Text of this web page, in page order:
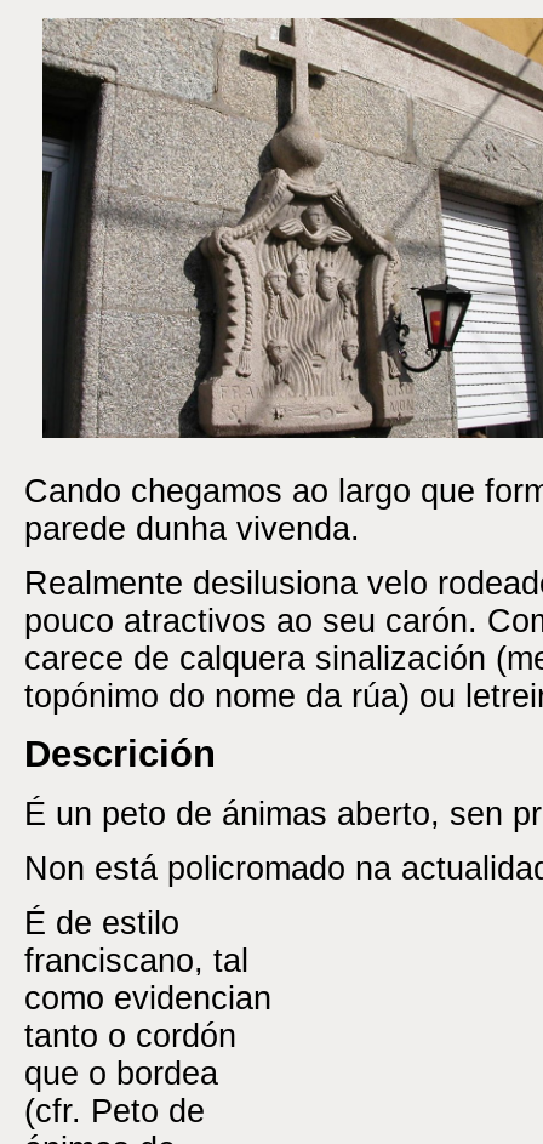
Cando chegamos ao largo que
parede dunha vivenda.
Realmente desilusiona velo
pouco atractivos ao seu carón.
carece de calquera sinalización
topónimo do nome da rúa) ou
Descrición
É un peto de ánimas aberto, sen
Non está policromado na
É de estilo
franciscano, tal
como evidencian
tanto o cordón
que o bordea
(cfr. Peto de